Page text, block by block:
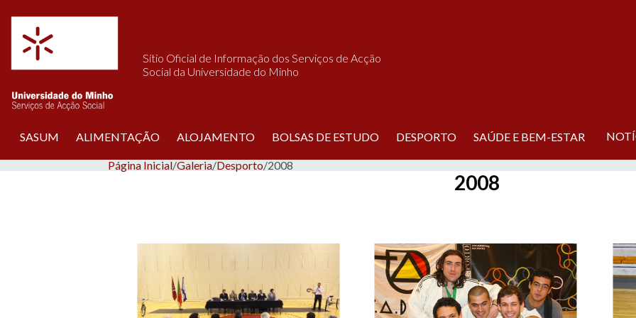
Sítio Oficial de Informação dos Serviços de Acção
Social da Universidade do Minho
SASUM ALIMENTAÇÃO ALOJAMENTO BOLSAS DE ESTUDO DESPORTO SAÚDE E BEM-ESTAR
Página Inicial/Galeria/Desporto/2008
2008